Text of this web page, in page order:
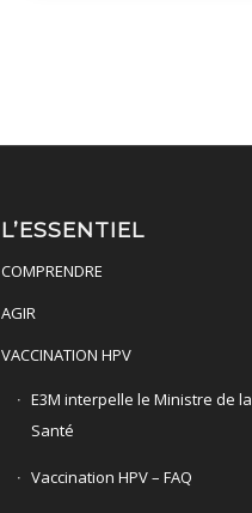
L’ESSENTIEL
COMPRENDRE
AGIR
VACCINATION HPV
E3M interpelle le Ministre de la
Santé
Vaccination HPV – FAQ